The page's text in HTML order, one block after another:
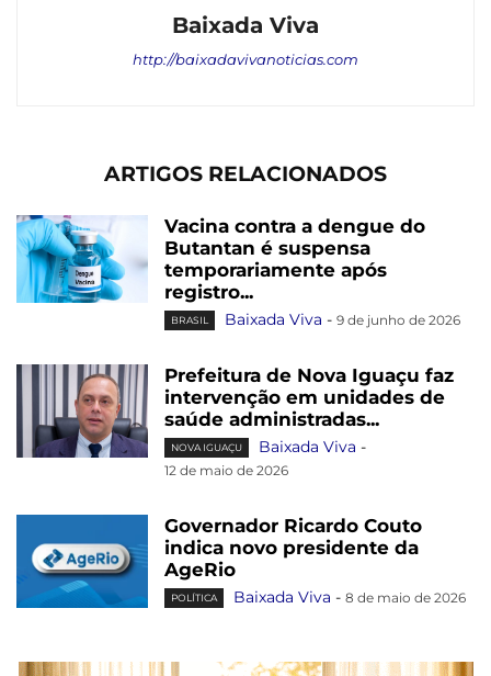
Baixada Viva
http://baixadavivanoticias.com
ARTIGOS RELACIONADOS
Vacina contra a dengue do
Butantan é suspensa
temporariamente após
registro...
BRASIL Baixada Viva - 9 de junho de 2026
Prefeitura de Nova Iguaçu faz
intervenção em unidades de
saúde administradas...
NOVA IGUAÇU Baixada Viva -
12 de maio de 2026
Governador Ricardo Couto
indica novo presidente da
AgeRio
POLÍTICA Baixada Viva - 8 de maio de 2026